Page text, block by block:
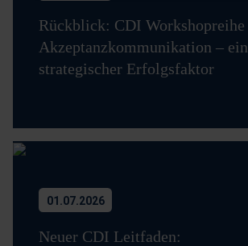
Rückblick: CDI Workshopreihe
Akzeptanzkommunikation – ein
strategischer Erfolgsfaktor
01.07.2026
Neuer CDI Leitfaden: